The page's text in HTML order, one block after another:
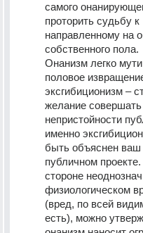
самого
проторить судьбу
направленному на
собственного пола.
Онанизм легко
половое
эксгибиционизм –
желание совершать
непристойности
именно
быть объяснен ваш
публичном
стороне
физиологическом
(вред, по всей
есть), можно